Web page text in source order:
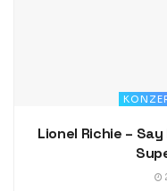
Lionel Richie –